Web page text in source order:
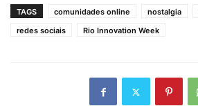
TAGS comunidades online nostalgia
redes sociais
Rio Innovation Week